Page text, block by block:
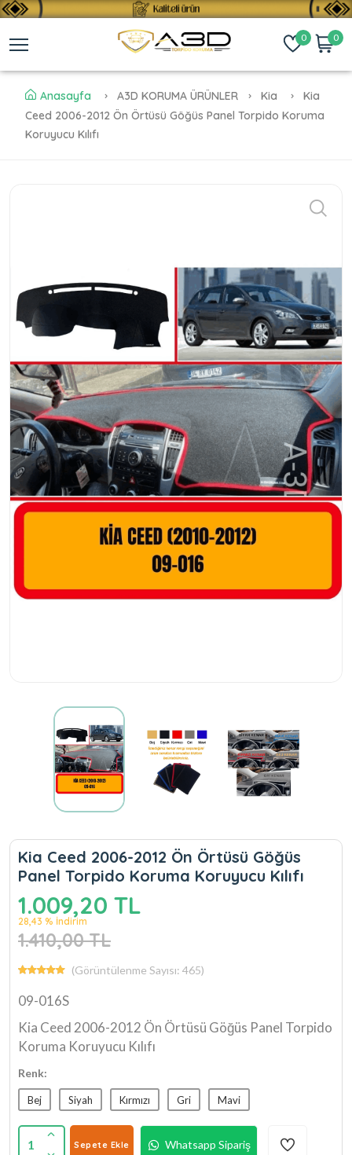
0 0
Anasayfa A3D KORUMA ÜRÜNLER Kia
Kia
Ceed 2006-2012 Ön Örtüsü Göğüs Panel Torpido Koruma
Koruyucu Kılıfı
Kia Ceed 2006-2012 Ön Örtüsü Göğüs
Panel Torpido Koruma Koruyucu Kılıfı
1.009,20 TL
28,43 % İndirim
1.410,00 TL
(Görüntülenme Sayısı: 465)
09-016S
Kia Ceed 2006-2012 Ön Örtüsü Göğüs Panel Torpido
Koruma Koruyucu Kılıfı
Renk:
Bej Siyah Kırmızı Gri Mavi
1 Sepete Ekle Whatsapp Sipariş